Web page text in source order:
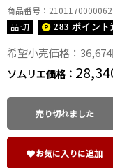
商品番号：2101170000062
品切 283 ポイント
希望小売価格：36,674
ソムリエ価格：
売り切れました
お気に入りに追加